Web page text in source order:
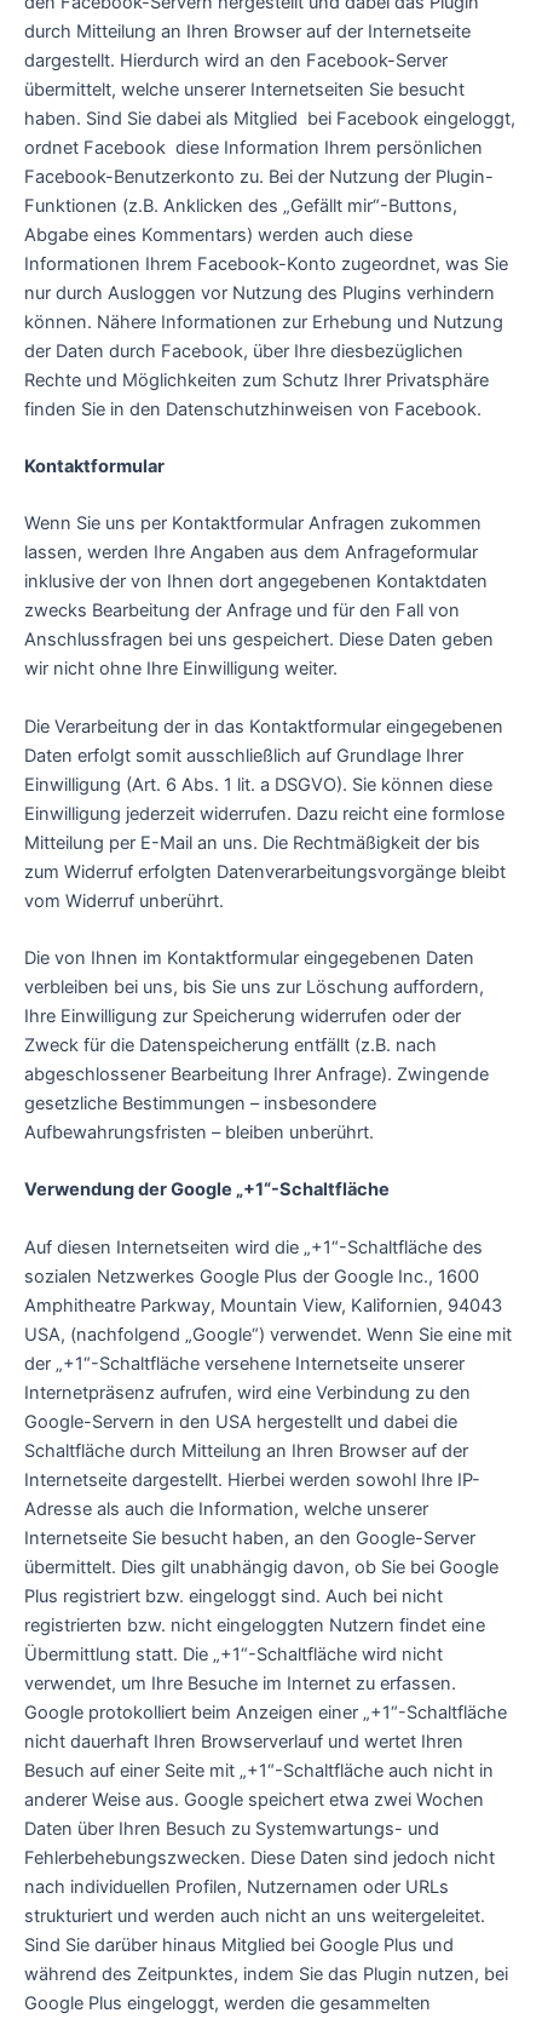
durch Mitteilung an Ihren Browser auf der Internetseite
dargestellt. Hierdurch wird an den Facebook-Server
übermittelt, welche unserer Internetseiten Sie besucht
haben. Sind Sie dabei als Mitglied bei Facebook eingeloggt,
ordnet Facebook diese Information Ihrem persönlichen
Facebook-Benutzerkonto zu. Bei der Nutzung der Plugin-
Funktionen (z.B. Anklicken des „Gefällt mir“-Buttons,
Abgabe eines Kommentars) werden auch diese
Informationen Ihrem Facebook-Konto zugeordnet, was Sie
nur durch Ausloggen vor Nutzung des Plugins verhindern
können. Nähere Informationen zur Erhebung und Nutzung
der Daten durch Facebook, über Ihre diesbezüglichen
Rechte und Möglichkeiten zum Schutz Ihrer Privatsphäre
finden Sie in den Datenschutzhinweisen von Facebook.
Kontaktformular
Wenn Sie uns per Kontaktformular Anfragen zukommen
lassen, werden Ihre Angaben aus dem Anfrageformular
inklusive der von Ihnen dort angegebenen Kontaktdaten
zwecks Bearbeitung der Anfrage und für den Fall von
Anschlussfragen bei uns gespeichert. Diese Daten geben
wir nicht ohne Ihre Einwilligung weiter.
Die Verarbeitung der in das Kontaktformular eingegebenen
Daten erfolgt somit ausschließlich auf Grundlage Ihrer
Einwilligung (Art. 6 Abs. 1 lit. a DSGVO). Sie können diese
Einwilligung jederzeit widerrufen. Dazu reicht eine formlose
Mitteilung per E-Mail an uns. Die Rechtmäßigkeit der bis
zum Widerruf erfolgten Datenverarbeitungsvorgänge bleibt
vom Widerruf unberührt.
Die von Ihnen im Kontaktformular eingegebenen Daten
verbleiben bei uns, bis Sie uns zur Löschung auffordern,
Ihre Einwilligung zur Speicherung widerrufen oder der
Zweck für die Datenspeicherung entfällt (z.B. nach
abgeschlossener Bearbeitung Ihrer Anfrage). Zwingende
gesetzliche Bestimmungen – insbesondere
Aufbewahrungsfristen – bleiben unberührt.
Verwendung der Google „+1“-Schaltfläche
Auf diesen Internetseiten wird die „+1“-Schaltfläche des
sozialen Netzwerkes Google Plus der Google Inc., 1600
Amphitheatre Parkway, Mountain View, Kalifornien, 94043
USA, (nachfolgend „Google“) verwendet. Wenn Sie eine mit
der „+1“-Schaltfläche versehene Internetseite unserer
Internetpräsenz aufrufen, wird eine Verbindung zu den
Google-Servern in den USA hergestellt und dabei die
Schaltfläche durch Mitteilung an Ihren Browser auf der
Internetseite dargestellt. Hierbei werden sowohl Ihre IP-
Adresse als auch die Information, welche unserer
Internetseite Sie besucht haben, an den Google-Server
übermittelt. Dies gilt unabhängig davon, ob Sie bei Google
Plus registriert bzw. eingeloggt sind. Auch bei nicht
registrierten bzw. nicht eingeloggten Nutzern findet eine
Übermittlung statt. Die „+1“-Schaltfläche wird nicht
verwendet, um Ihre Besuche im Internet zu erfassen.
Google protokolliert beim Anzeigen einer „+1“-Schaltfläche
nicht dauerhaft Ihren Browserverlauf und wertet Ihren
Besuch auf einer Seite mit „+1“-Schaltfläche auch nicht in
anderer Weise aus. Google speichert etwa zwei Wochen
Daten über Ihren Besuch zu Systemwartungs- und
Fehlerbehebungszwecken. Diese Daten sind jedoch nicht
nach individuellen Profilen, Nutzernamen oder URLs
strukturiert und werden auch nicht an uns weitergeleitet.
Sind Sie darüber hinaus Mitglied bei Google Plus und
während des Zeitpunktes, indem Sie das Plugin nutzen, bei
Google Plus eingeloggt, werden die gesammelten